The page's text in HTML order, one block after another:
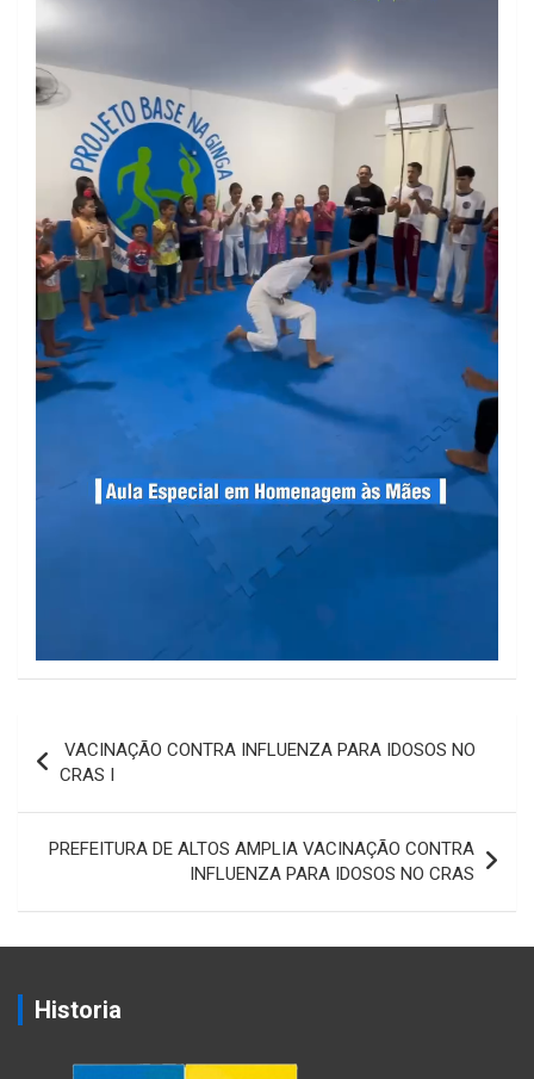
Navegação
de
Post
VACINAÇÃO CONTRA INFLUENZA PARA IDOSOS NO
CRAS I
PREFEITURA DE ALTOS AMPLIA VACINAÇÃO CONTRA
INFLUENZA PARA IDOSOS NO CRAS
Historia